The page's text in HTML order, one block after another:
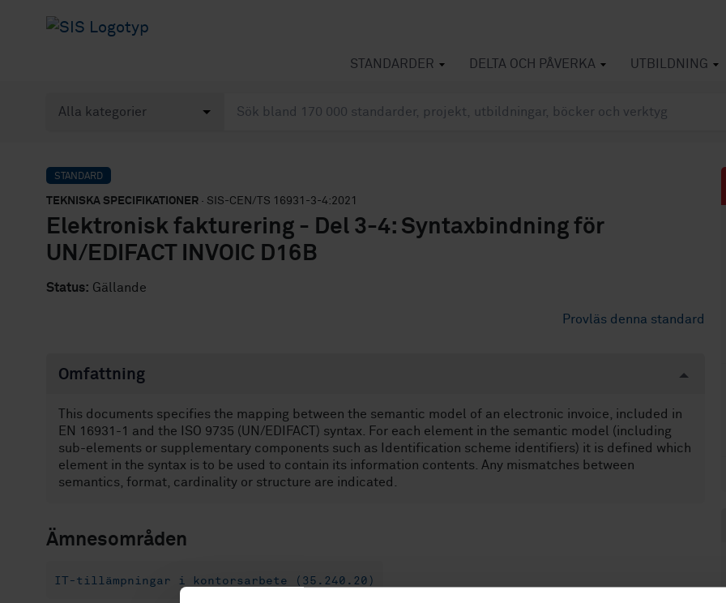
STANDARDER DELTA OCH PÅVERKA UTBILDNING
STANDARD
TEKNISKA SPECIFIKATIONER · SIS-CEN/TS 16931-3-4:2021
Elektronisk fakturering - Del 3-4: Syntaxbindning för
UN/EDIFACT INVOIC D16B
Status: Gällande
Provläs denna standard
Omfattning
This documents specifies the mapping between the semantic model of an electronic invoice, included in
EN 16931-1 and the ISO 9735 (UN/EDIFACT) syntax. For each element in the semantic model (including
sub-elements or supplementary components such as Identification scheme identifiers) it is defined which
element in the syntax is to be used to contain its information contents. Any mismatches between
semantics, format, cardinality or structure are indicated.
Ämnesområden
IT-tillämpningar i kontorsarbete (35.240.20)